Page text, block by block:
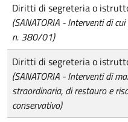
Diritti di segreteria o
(SANATORIA - Interventi di
n. 380/01)
Diritti di segreteria o
(SANATORIA - Interventi di
straordinaria, di restauro e
conservativo)